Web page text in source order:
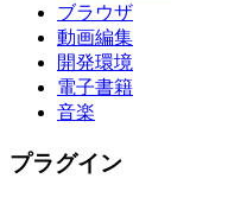
ブラウザ
動画編集
開発環境
電子書籍
音楽
プラグイン